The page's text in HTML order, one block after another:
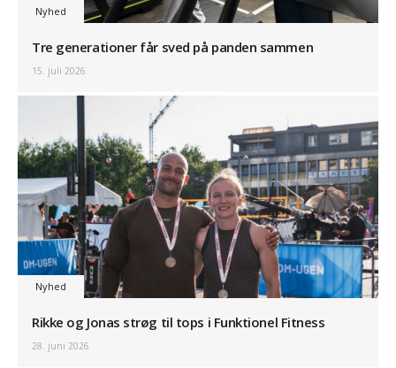
Nyhed
Tre generationer får sved på panden sammen
15. juli 2026
Nyhed
Rikke og Jonas strøg til tops i Funktionel Fitness
28. juni 2026